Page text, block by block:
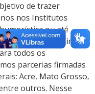
de trazer
nos Institutos
ou até
trazendo assim
todos os
parcerias firmadas
Acre, Mato Grosso,
outros. Nesse